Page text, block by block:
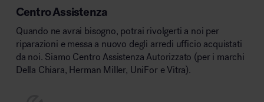
Centro Assistenza
Quando ne avrai bisogno, potrai rivolgerti a noi per
riparazioni e messa a nuovo degli arredi ufficio acquistati
da noi. Siamo Centro Assistenza Autorizzato (per i marchi
Della Chiara, Herman Miller, UniFor e Vitra).